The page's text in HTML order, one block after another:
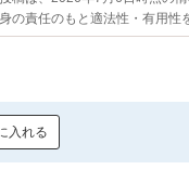
の責任のもと適法性・有用性
入れる